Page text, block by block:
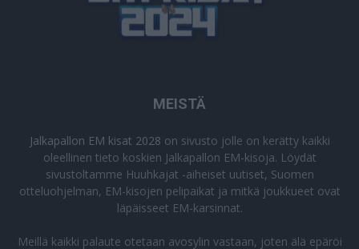
MEISTÄ
Jalkapallon EM kisat 2028 on sivusto jolle on kerätty kaikki
oleellinen tieto koskien Jalkapallon EM-kisoja. Löydät
sivustoltamme Huuhkajat -aiheiset uutiset, Suomen
otteluohjelman, EM-kisojen pelipaikat ja mitkä joukkueet ovat
läpäisseet EM-karsinnat.
Meillä kaikki palaute otetaan avosylin vastaan, joten älä epäröi